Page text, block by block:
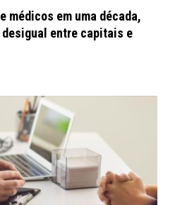
médicos em uma década,
entre capitais e